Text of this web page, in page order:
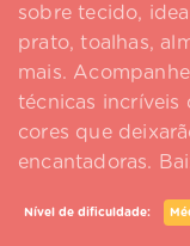
sobre tecido,
prato, toalhas,
mais.
técnicas incríveis
cores que
encantadoras.
Nível de dificuldade: